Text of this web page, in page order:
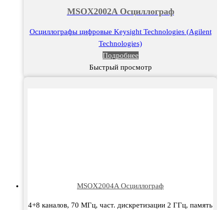
MSOX2002A Осциллограф
Осциллографы цифровые Keysight Technologies (Agilent
Technologies)
Подробнее
Быстрый просмотр
MSOX2004A Осциллограф
4+8 каналов, 70 МГц, част. дискретизации 2 ГГц, память